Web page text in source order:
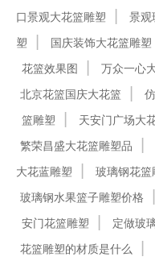
口景观大花篮雕塑
景观
塑
国庆装饰大花篮雕塑
花篮效果图
万众一心
北京花篮国庆大花篮
篮雕塑
天安门广场大
繁荣昌盛大花篮雕塑品
大花蓝雕塑
玻璃钢花篮
玻璃钢水果篮子雕塑价格
安门花篮雕塑
定做玻
花篮雕塑的材质是什么